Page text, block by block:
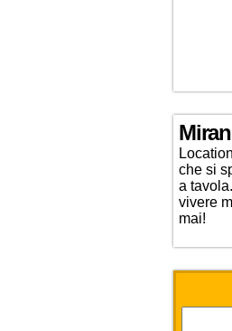
che si
a
vivere
mai!